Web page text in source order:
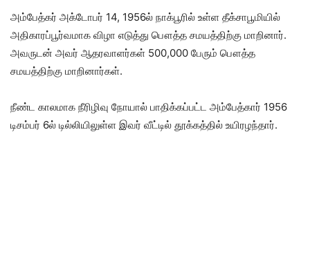
அம்பேத்கர் அக்டோபர் 14, 1956ல் நாக்பூரில் உள்ள தீக்சாபூமியில்
அதிகாரப்பூர்வமாக விழா எடுத்து பௌத்த சமயத்திற்கு மாறினார்.
அவருடன் அவர் ஆதரவாளர்கள் 500,000 பேரும் பௌத்த
சமயத்திற்கு மாறினார்கள்.
நீண்ட காலமாக நீரிழிவு நோயால் பாதிக்கப்பட்ட அம்பேத்கார் 1956
டிசம்பர் 6ல் டில்லியிலுள்ள இவர் வீட்டில் தூக்கத்தில் உயிரழந்தார்.